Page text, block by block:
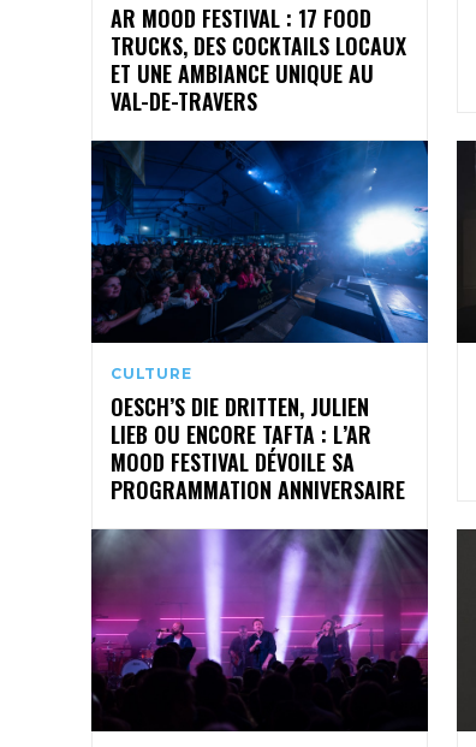
AR MOOD FESTIVAL : 17 FOOD
TRUCKS, DES COCKTAILS LOCAUX
ET UNE AMBIANCE UNIQUE AU
VAL-DE-TRAVERS
CULTURE
OESCH’S DIE DRITTEN, JULIEN
LIEB OU ENCORE TAFTA : L’AR
MOOD FESTIVAL DÉVOILE SA
PROGRAMMATION ANNIVERSAIRE